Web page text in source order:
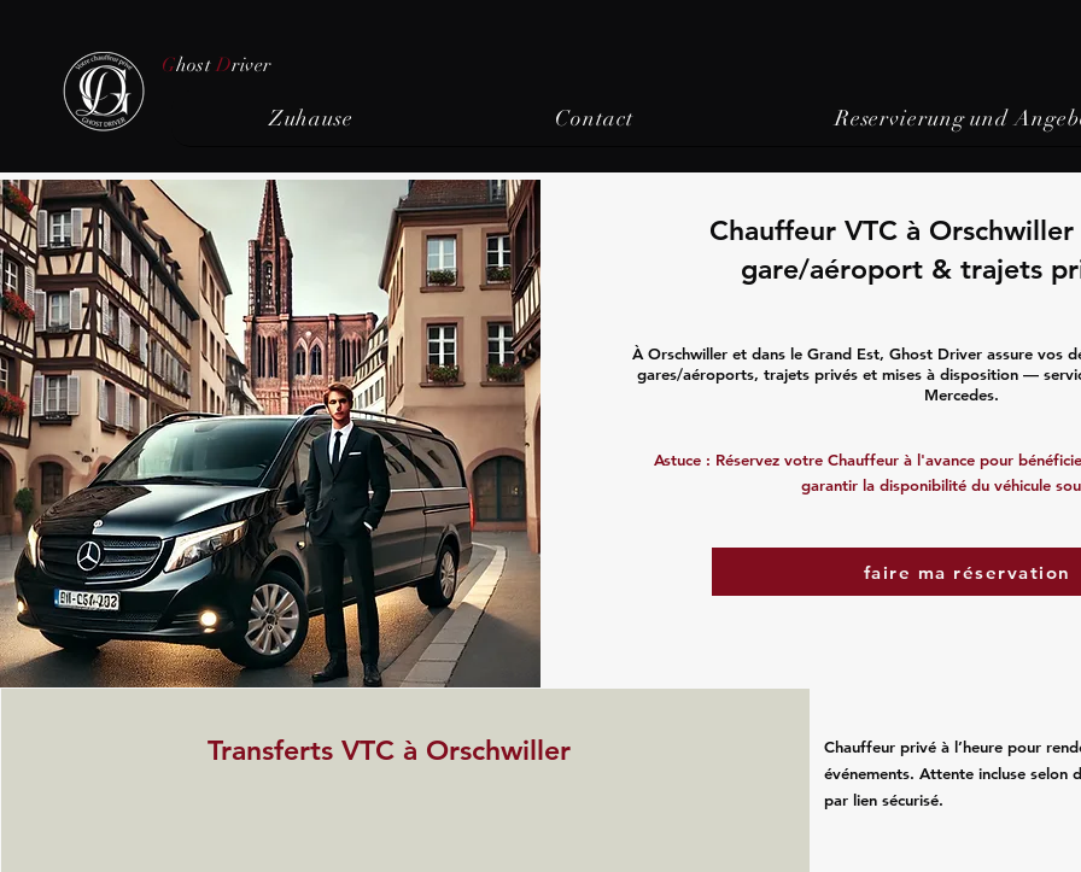
Ghost Driver
Zuhause Contact Reservierung und
Chauffeur VTC à Orschwiller
gare/aéroport & trajets
À Orschwiller et dans le Grand Est, Ghost Driver assure vos
gares/aéroports, trajets privés et mises à disposition —
Mercedes.
Astuce : Réservez votre Chauffeur à l'avance pour
garantir la disponibilité du véhicule
faire ma réservation
Transferts VTC à Orschwiller
Chauffeur privé à l’heure pour
événements. Attente incluse selon
par lien sécurisé.